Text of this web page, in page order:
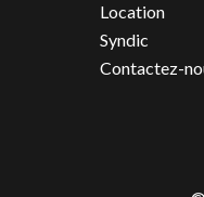
Location
Syndic
Contactez-